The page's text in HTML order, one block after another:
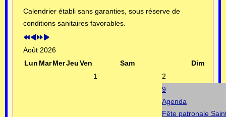
Calendrier établi sans garanties, sous réserve de
conditions sanitaires favorables.
Août 2026
Lun MarMerJeuVen Sam
Dim
1
2
9
Agenda
Fête patronale